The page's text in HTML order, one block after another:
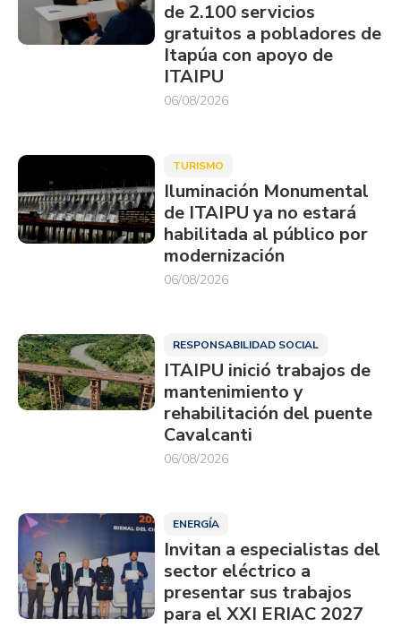
de 2.100 servicios
gratuitos a pobladores de
Itapúa con apoyo de
ITAIPU
06/08/2026
TURISMO
Iluminación Monumental
de ITAIPU ya no estará
habilitada al público por
modernización
06/08/2026
RESPONSABILIDAD SOCIAL
ITAIPU inició trabajos de
mantenimiento y
rehabilitación del puente
Cavalcanti
06/08/2026
ENERGÍA
Invitan a especialistas del
sector eléctrico a
presentar sus trabajos
para el XXI ERIAC 2027